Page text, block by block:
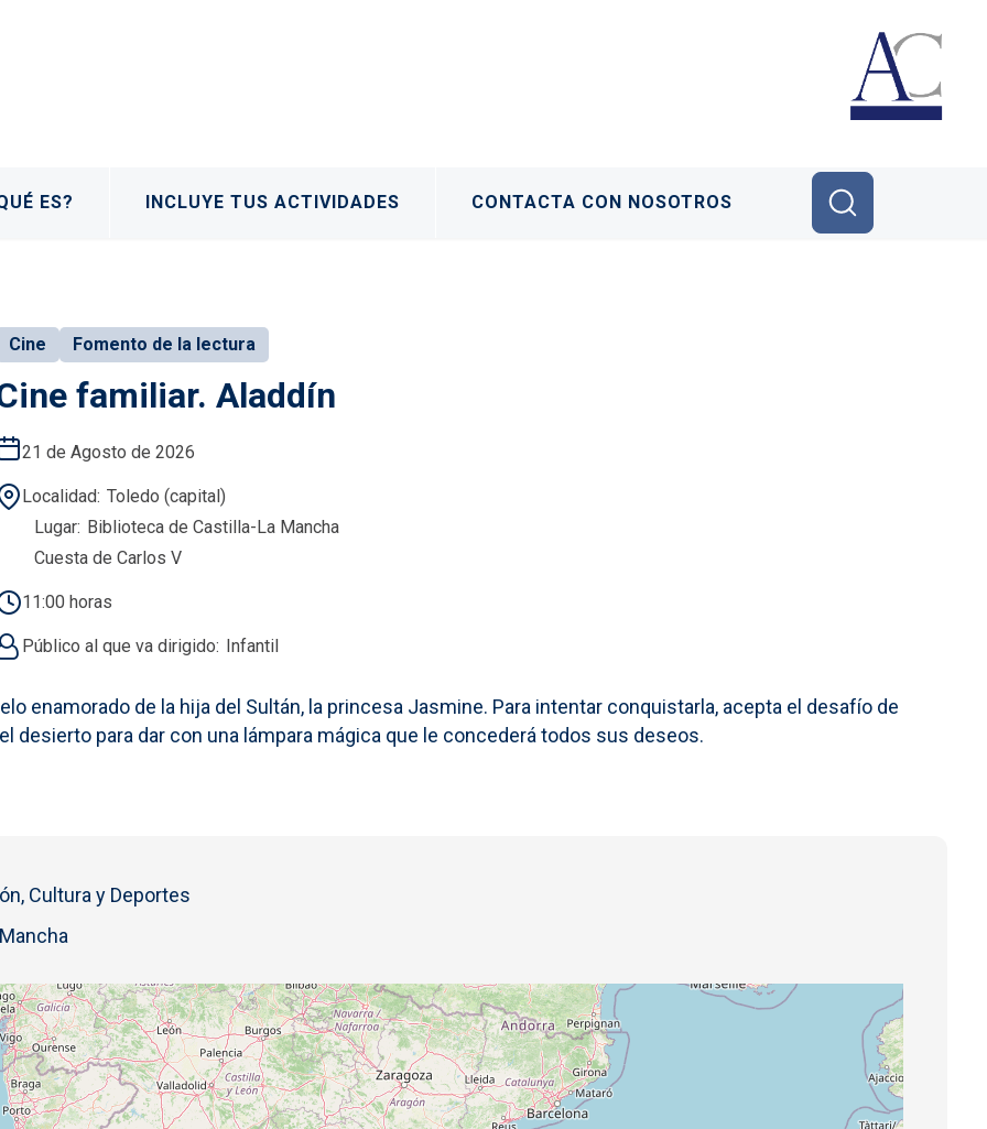
ES? INCLUYE TUS ACTIVIDADES CONTACTA CON NOSOTROS
Cine Fomento de la lectura
familiar. Aladdín
21 de Agosto de 2026
Localidad Toledo (capital)
Lugar Biblioteca de Castilla-La Mancha
Cuesta de Carlos V
11:00 horas
Público al que va dirigido Infantil
enamorado de la hija del Sultán, la princesa Jasmine. Para intentar conquistarla, acepta el desafío de
desierto para dar con una lámpara mágica que le concederá todos sus deseos.
Cultura y Deportes